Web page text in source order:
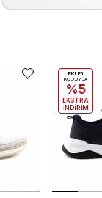
EKLE5
KODUYLA
%5
EKSTRA
İNDİRİM